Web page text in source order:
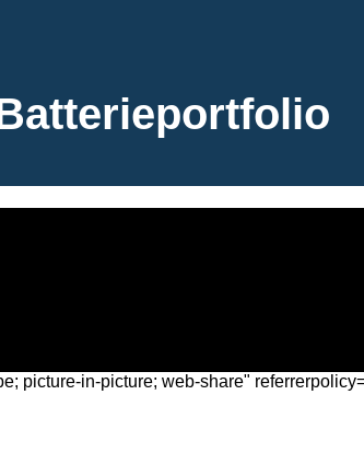
picture-in-picture; web-share"